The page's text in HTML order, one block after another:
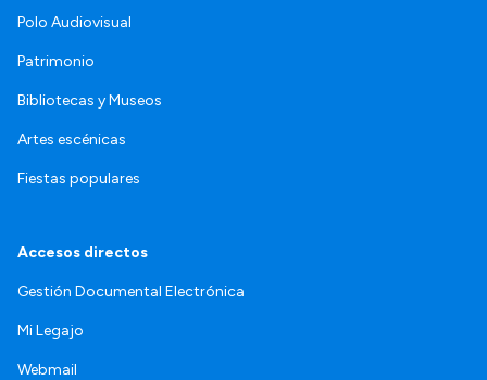
Polo Audiovisual
Patrimonio
Bibliotecas y Museos
Artes escénicas
Fiestas populares
Accesos directos
Gestión Documental Electrónica
Mi Legajo
Webmail